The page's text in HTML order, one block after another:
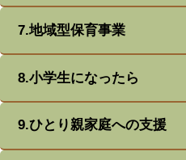
7.地域型保育事業
8.小学生になったら
9.ひとり親家庭への支援